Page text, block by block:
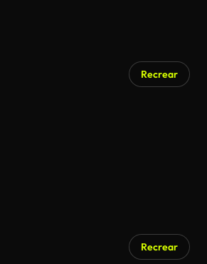
Recrear
Recrear